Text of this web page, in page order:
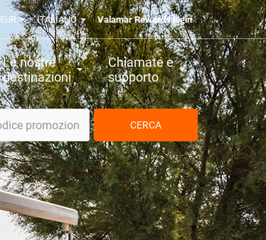
EUR ITALIANO Valamar Rewards login
Le nostre
destinazioni
Chiamate e
supporto
CERCA